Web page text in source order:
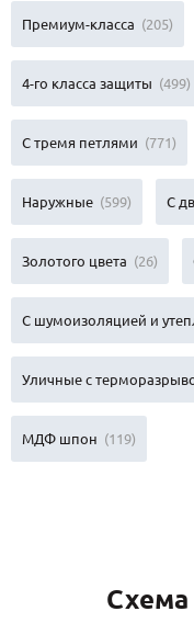
Премиум-класса (205)
4-го класса защиты (499)
С тремя петлями (771)
Наружные (599) С
Золотого цвета (26)
С шумоизоляцией и
Уличные с
МДФ шпон (119)
Схема